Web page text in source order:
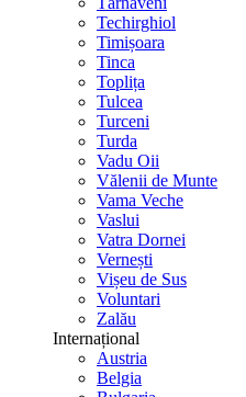
Techirghiol
Timișoara
Tinca
Toplița
Tulcea
Turceni
Turda
Vadu Oii
Vălenii de Munte
Vama Veche
Vaslui
Vatra Dornei
Vernești
Vișeu de Sus
Voluntari
Zalău
Internațional
Austria
Belgia